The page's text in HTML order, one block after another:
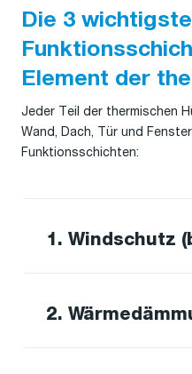
Die 3
Element der
Jeder Teil der thermischen
Wand, Dach, Tür und
Funktionsschichten:
1. Windschutz
kaltem Wind und
wie Regen,
bietet auch
2.